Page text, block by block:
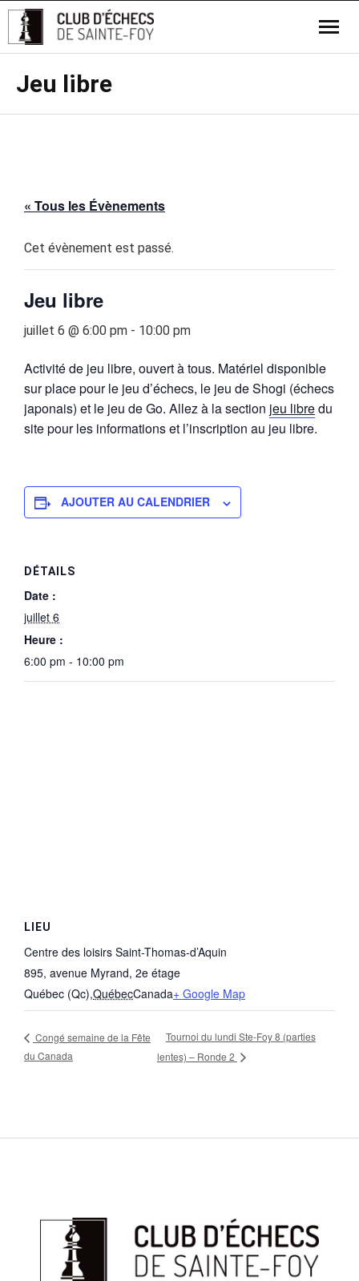
Jeu libre
« Tous les Évènements
Cet évènement est passé.
Jeu libre
juillet 6 @ 6:00 pm - 10:00 pm
Activité de jeu libre, ouvert à tous. Matériel disponible
sur place pour le jeu d’échecs, le jeu de Shogi (échecs
japonais) et le jeu de Go. Allez à la section jeu libredu
site pour les informations et l’inscription au jeu libre.
AJOUTER AU CALENDRIER
DÉTAILS
Date :
juillet 6
Heure :
6:00 pm - 10:00 pm
LIEU
Centre des loisirs Saint-Thomas-d’Aquin
895, avenue Myrand, 2e étage
Québec (Qc),QuébecCanada+ Google Map
Congé semaine de la Fête
du Canada
Tournoi du lundi Ste-Foy 8 (parties
lentes) – Ronde 2